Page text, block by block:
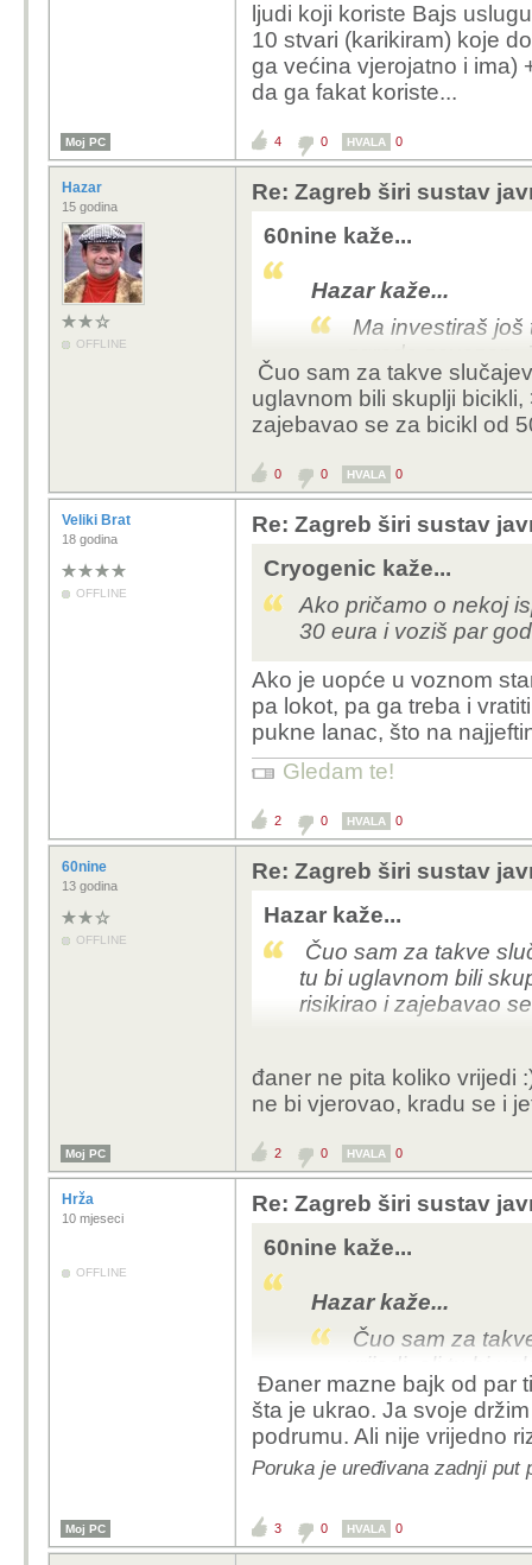
ljudi koji koriste Bajs
10 stvari (karikiram) koje
ga većina vjerojatno i ima)
da ga fakat koriste...
Moj PC 4 0 HVALA 0
Hazar
15 godina
OFFLINE
Re: Zagreb širi sustav
60nine kaže...
Hazar kaže...
Ma investiraš još
zgrade
imaš sreće, nama su
od tad smo nove
dok nam podrum nije
bravom...
ljudi koji koriste Bajs
ekstra 10 stvari
bicikla (iako ga većina
stvar i vidim\čujem da
Čuo sam za takve
uglavnom bili skuplji
zajebavao se za bicikl od
0 0 HVALA 0
Veliki Brat
18 godina
OFFLINE
Re: Zagreb širi sustav
Cryogenic kaže...
Ako pričamo o nekoj
30 eura i voziš par
Ako je uopće u voznom
pa lokot, pa ga treba i
pukne lanac, što na
Gledam te!
2 0 HVALA 0
60nine
13 godina
OFFLINE
Re: Zagreb širi sustav
Hazar kaže...
Čuo sam za takve
tu bi uglavnom bili
risikirao i zajebavao
đaner ne pita koliko vrijedi
ne bi vjerovao, kradu se i
Moj PC 2 0 HVALA 0
Hrža
10 mjeseci
OFFLINE
Re: Zagreb širi sustav
60nine kaže...
Hazar kaže...
Čuo sam za
vrijedi, ali tu bi
Sumnjam da bi
50-100 eura.
ne bi vjerovao, kradu
Đaner mazne bajk od par
šta je ukrao. Ja svoje
podrumu. Ali nije vrijedno
Poruka je uređivana zadnji put
Moj PC 3 0 HVALA 0